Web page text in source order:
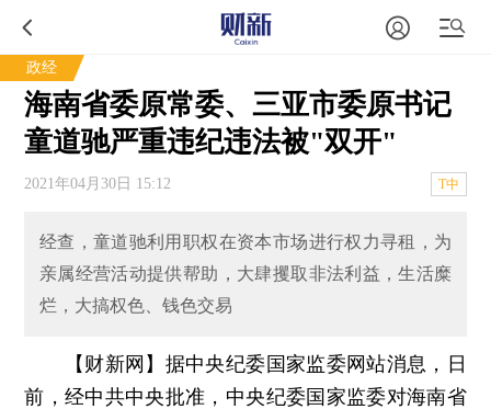
政经
海南省委原常委、三亚市委原书记
童道驰严重违纪违法被"双开"
2021年04月30日 15:12 T中
经查，童道驰利用职权在资本市场进行权力寻租，为
亲属经营活动提供帮助，大肆攫取非法利益，生活糜
烂，大搞权色、钱色交易
【财新网】 据中央纪委国家监委网站消息，日
前，经中共中央批准，中央纪委国家监委对海南省